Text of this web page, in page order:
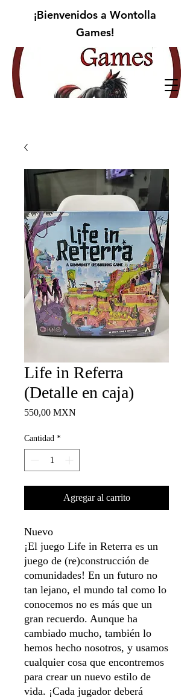
¡Bienvenidos a Wontolla
Games!
Life in Referra
(Detalle en caja)
550,00 MXN
Cantidad *
Agregar al carrito
Nuevo
¡El juego Life in Reterra es un
juego de (re)construcción de
comunidades! En un futuro no
tan lejano, el mundo tal como lo
conocemos no es más que un
gran recuerdo. Aunque ha
cambiado mucho, también lo
hemos hecho nosotros, y usamos
cualquier cosa que encontremos
para crear un nuevo estilo de
vida. ¡Cada jugador deberá